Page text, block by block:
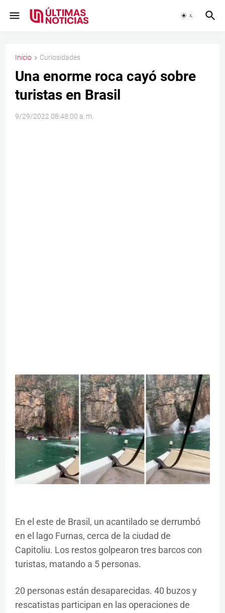
Inicio Curiosidades
Una enorme roca cayó sobre
turistas en Brasil
9/29/2022 08:48:00 a. m.
En el este de Brasil, un acantilado se derrumbó
en el lago Furnas, cerca de la ciudad de
Capitoliu. Los restos golpearon tres barcos con
turistas, matando a 5 personas.
20 personas están desaparecidas. 40 buzos y
rescatistas participan en las operaciones de